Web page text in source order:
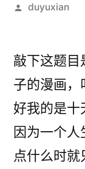
发
duyuxian
敲下这题目
子的漫画，
好我的是十
因为一个人
点什么时